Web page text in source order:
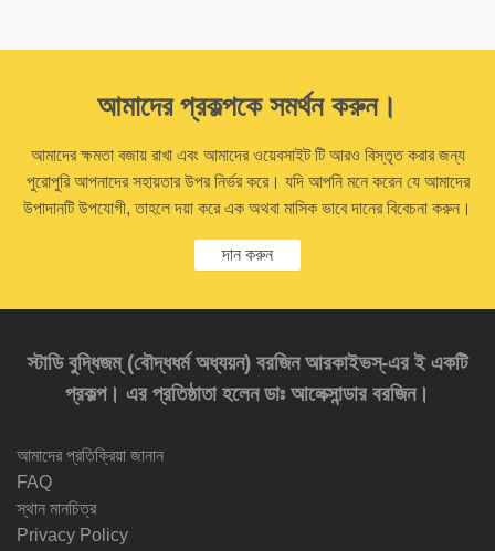
আমাদের প্রকল্পকে সমর্থন করুন।
আমাদের ক্ষমতা বজায় রাখা এবং আমাদের ওয়েবসাইট টি আরও বিস্তৃত করার জন্য
পুরোপুরি আপনাদের সহায়তার উপর নির্ভর করে। যদি আপনি মনে করেন যে আমাদের
উপাদানটি উপযোগী, তাহলে দয়া করে এক অথবা মাসিক ভাবে দানের বিবেচনা করুন।
দান করুন
স্টাডি বুদ্ধিজম্‌ (বৌদ্ধধর্ম অধ্যয়ন) বরজিন আরকাইভস্‌-এর ই একটি
প্রকল্প। এর প্রতিষ্ঠাতা হলেন ডাঃ আলেক্সান্ডার বরজিন।
আমাদের প্রতিক্রিয়া জানান
FAQ
স্থান মানচিত্র
Privacy Policy